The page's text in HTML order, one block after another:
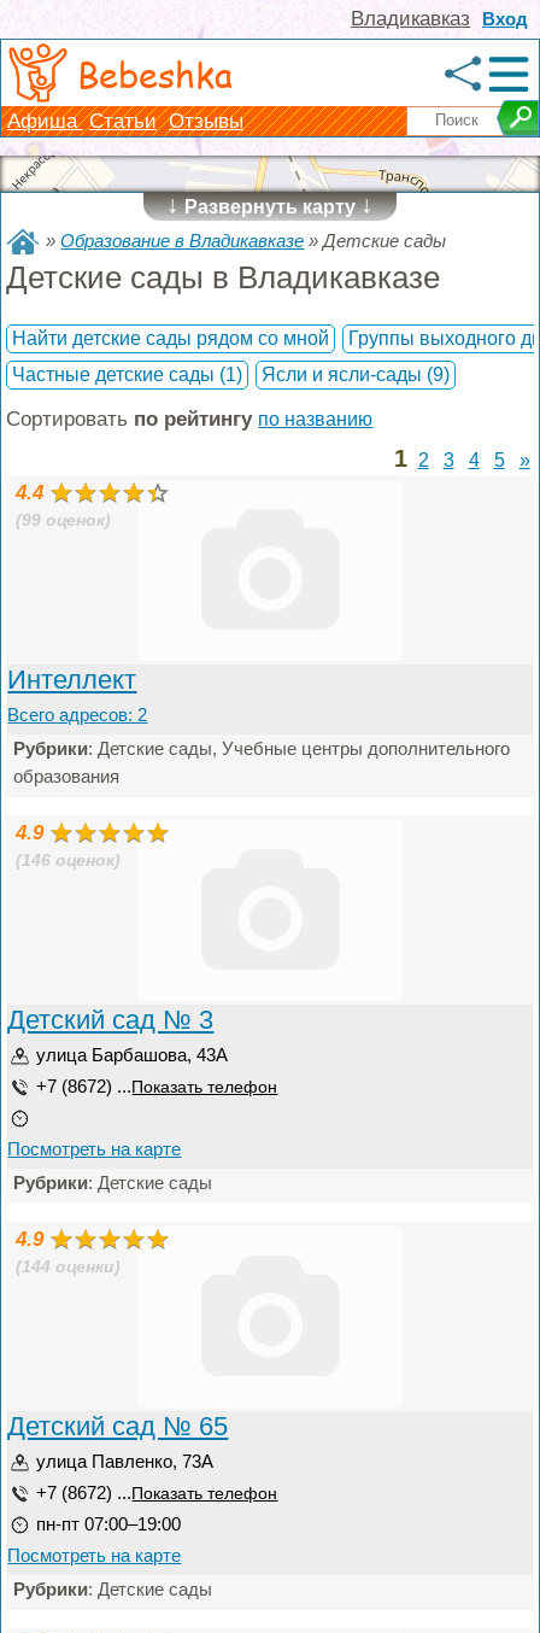
Вход
Владикавказ
Bebeshka
Афиша Статьи Отзывы
↓Развернуть карту↓
»Образование в Владикавказе »Детские сады
Детские сады в Владикавказе
Найти детские сады рядом со мной
Группы выходного
Частные детские сады (1) Ясли и ясли-сады (9)
Сортировать по рейтингу по названию
1 2 3 4 5 »
4.4
(99 оценок)
Интеллект
Всего адресов: 2
Рубрики: Детские сады, Учебные центры дополнительного
образования
4.9
(146 оценок)
Детский сад № 3
улица Барбашова, 43А
+7 (8672) ... Показать телефон
Посмотреть на карте
Рубрики: Детские сады
4.9
(144 оценки)
Детский сад № 65
улица Павленко, 73А
+7 (8672) ... Показать телефон
пн-пт 07:00–19:00
Посмотреть на карте
Рубрики: Детские сады